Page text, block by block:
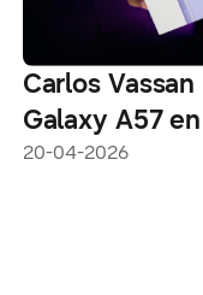
Carlos
Galaxy A57
20-04-2026